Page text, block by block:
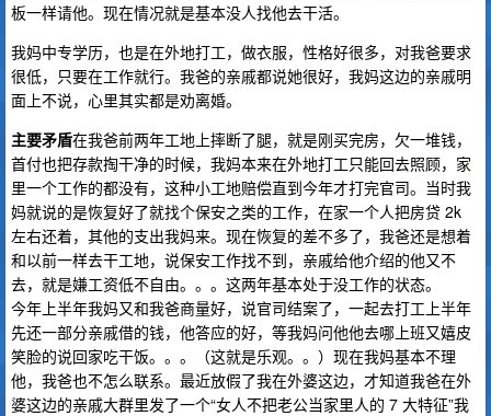
板一样请他。现在情况就是基本没人找他去干活。
我妈中专学历，也是在外地打工，做衣服，性格好很多，对我爸要求
很低，只要在工作就行。我爸的亲戚都说她很好，我妈这边的亲戚明
面上不说，心里其实都是劝离婚。
主要矛盾在我爸前两年工地上摔断了腿，就是刚买完房，欠一堆钱，
首付也把存款掏干净的时候，我妈本来在外地打工只能回去照顾，家
里一个工作的都没有，这种小工地赔偿直到今年才打完官司。当时我
妈就说的是恢复好了就找个保安之类的工作，在家一个人把房贷 2k
左右还着，其他的支出我妈来。现在恢复的差不多了，我爸还是想着
和以前一样去干工地，说保安工作找不到，亲戚给他介绍的他又不
去，就是嫌工资低不自由。。。这两年基本处于没工作的状态。
今年上半年我妈又和我爸商量好，说官司结案了，一起去打工上半年
先还一部分亲戚借的钱，他答应的好，等我妈问他他去哪上班又嬉皮
笑脸的说回家吃干饭。。。（这就是乐观。。）现在我妈基本不理
他，我爸也不怎么联系。最近放假了我在外婆这边，才知道我爸在外
婆这边的亲戚大群里发了一个“女人不把老公当家里人的 7 大特征”我